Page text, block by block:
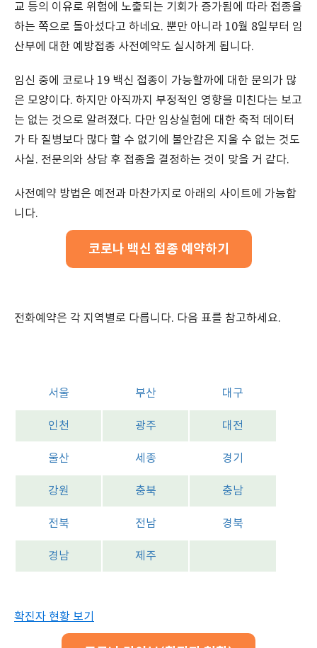
교 등의 이유로 위험에 노출되는 기회가 증가됨에 따라 접종을
하는 쪽으로 돌아섰다고 하네요. 뿐만 아니라 10월 8일부터 임
산부에 대한 예방접종 사전예약도 실시하게 됩니다.
임신 중에 코로나 19 백신 접종이 가능할까에 대한 문의가 많
은 모양이다. 하지만 아직까지 부정적인 영향을 미친다는 보고
는 없는 것으로 알려졌다. 다만 임상실험에 대한 축적 데이터
가 타 질병보다 많다 할 수 없기에 불안감은 지울 수 없는 것도
사실. 전문의와 상담 후 접종을 결정하는 것이 맞을 거 같다.
사전예약 방법은 예전과 마찬가지로 아래의 사이트에 가능합
니다.
코로나 백신 접종 예약하기
전화예약은 각 지역별로 다릅니다. 다음 표를 참고하세요.
서울 부산 대구
인천 광주 대전
울산 세종 경기
강원 충북 충남
전북 전남 경북
경남 제주
확진자 현황 보기